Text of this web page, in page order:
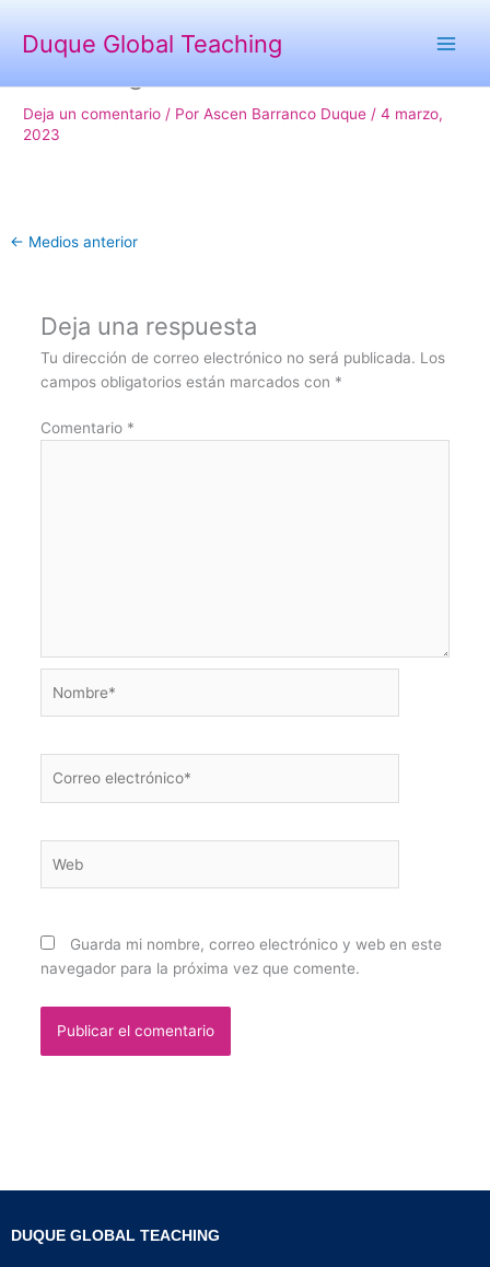
contenido
Duque Global Teaching
Deja un comentario / PorAscen Barranco Duque /4 marzo,
2023
← Medios anterior
Deja una respuesta
Tu dirección de correo electrónico no será publicada. Los
campos obligatorios están marcados con *
Comentario *
electrónico*
Guarda mi nombre, correo electrónico y web en este
navegador para la próxima vez que comente.
DUQUE GLOBAL TEACHING